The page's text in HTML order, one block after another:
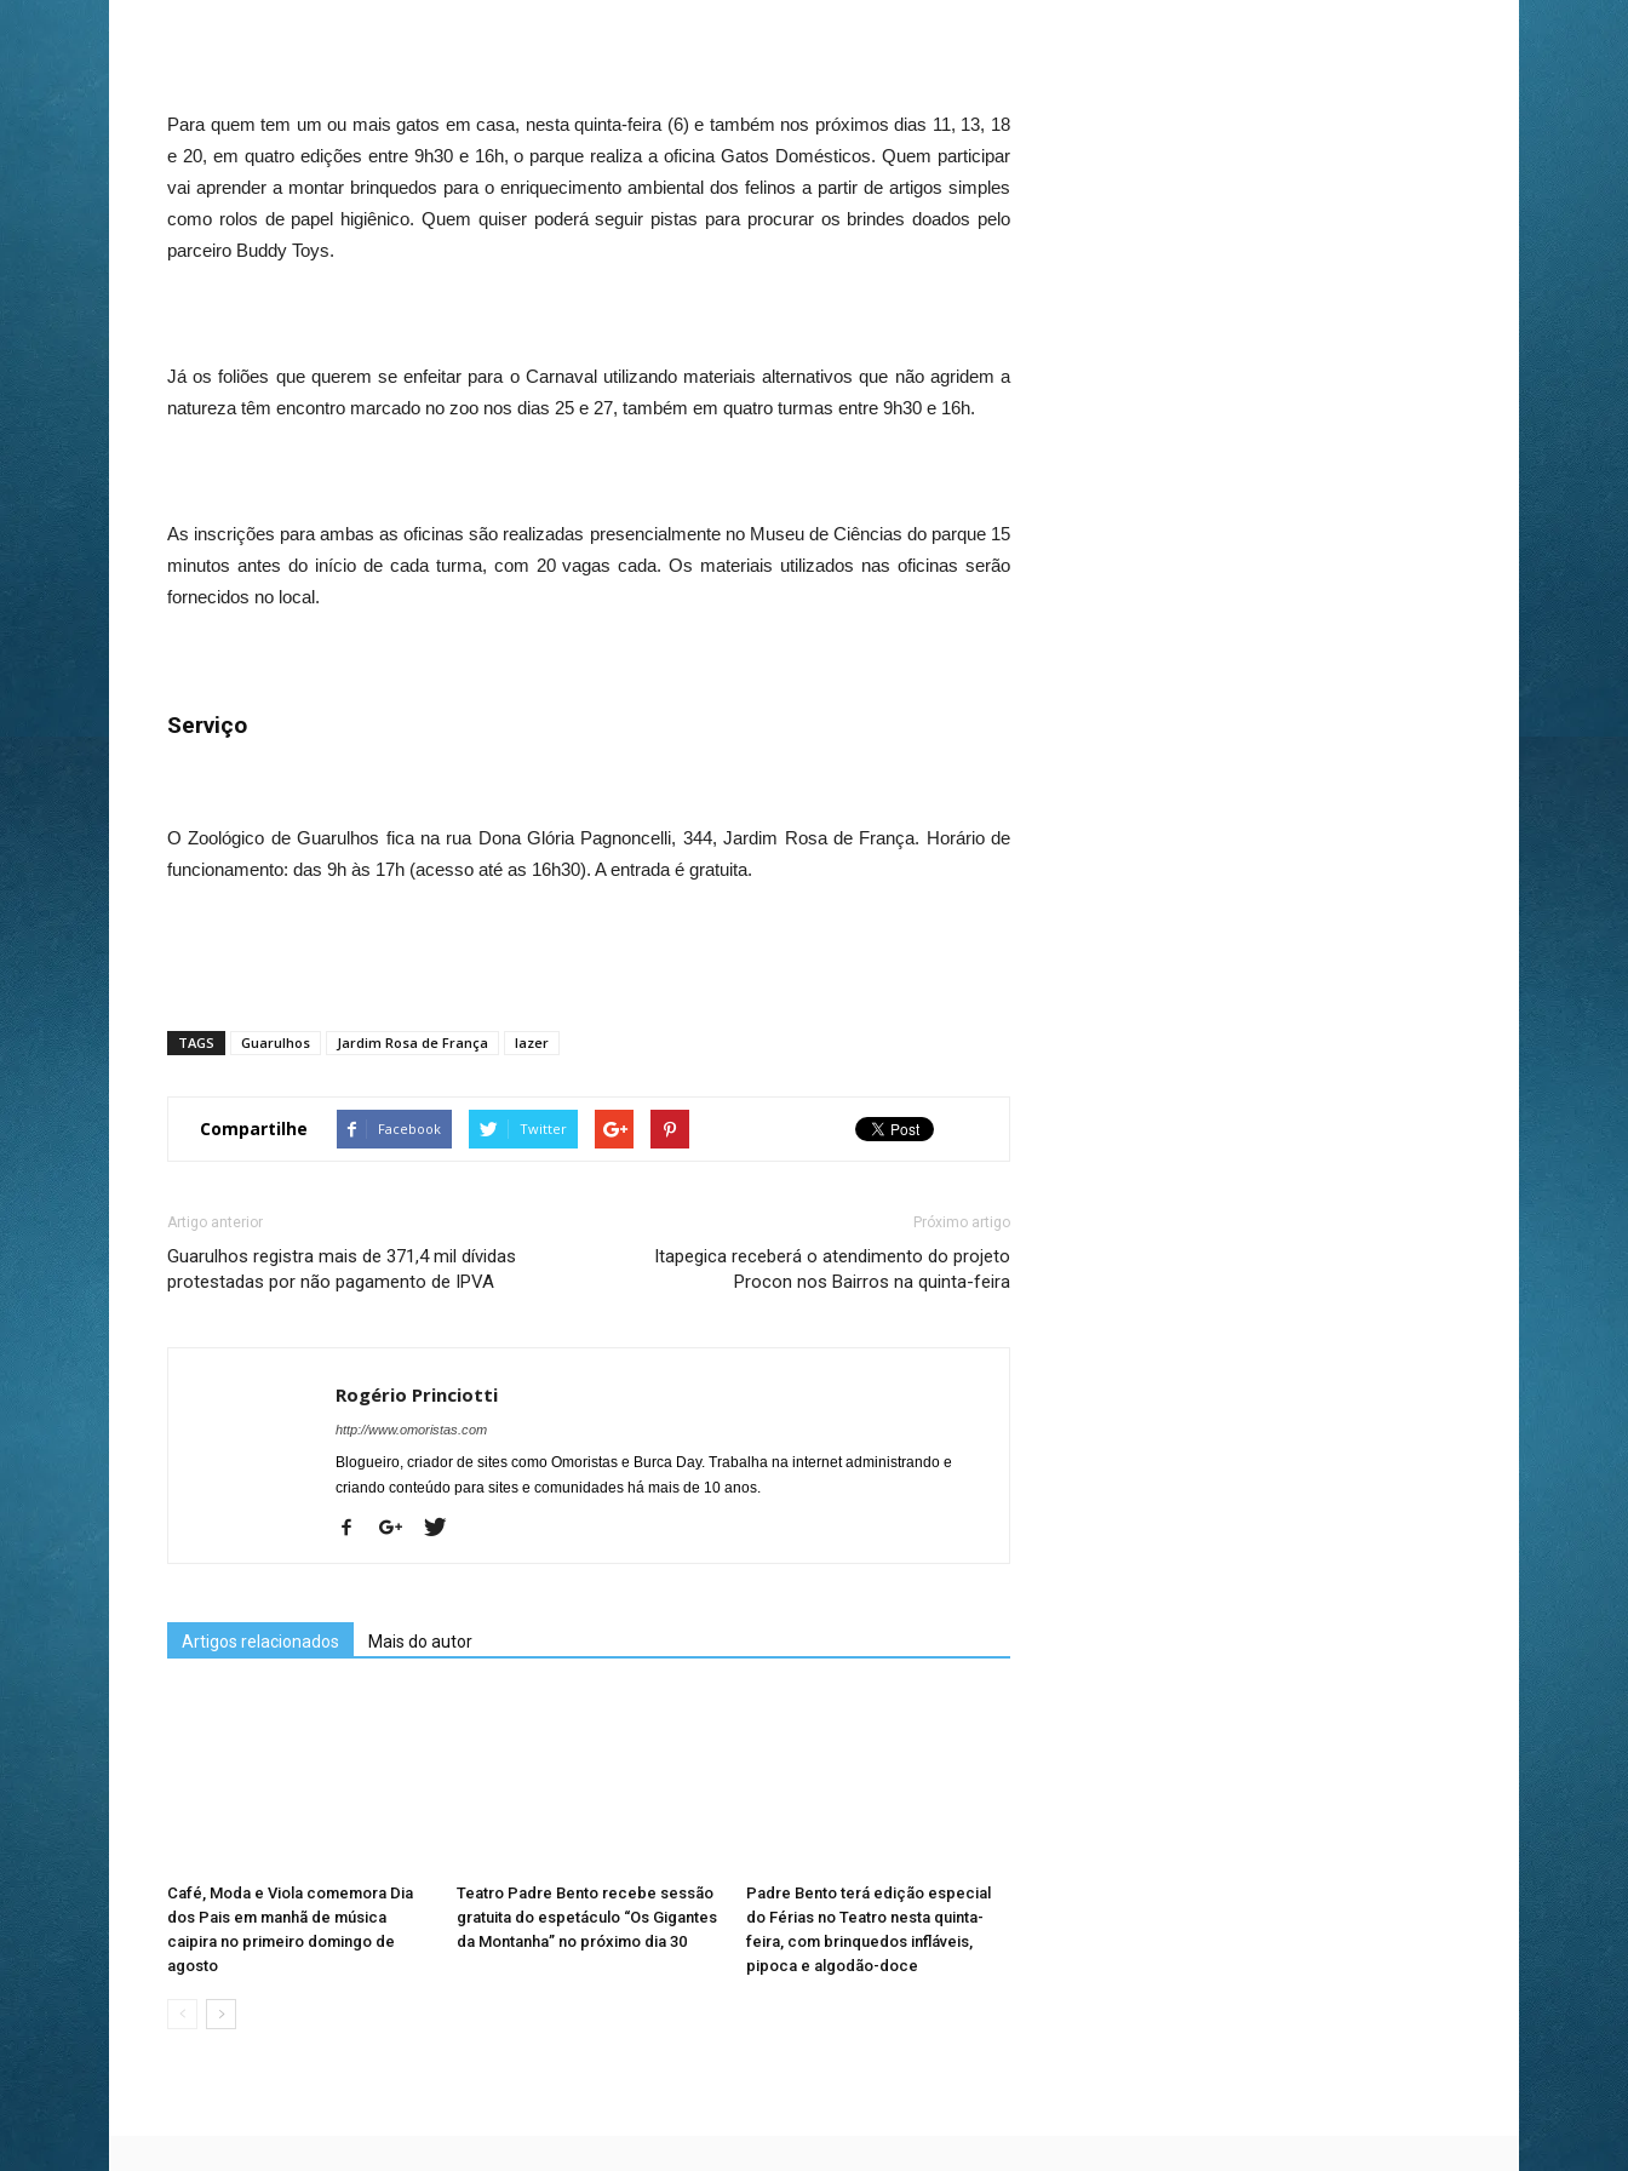
Para quem tem um ou mais gatos em casa, nesta quinta-feira (6) e também nos próximos dias 11, 13, 18
e 20, em quatro edições entre 9h30 e 16h, o parque realiza a oficina Gatos Domésticos. Quem participar
vai aprender a montar brinquedos para o enriquecimento ambiental dos felinos a partir de artigos simples
como rolos de papel higiênico. Quem quiser poderá seguir pistas para procurar os brindes doados pelo
parceiro Buddy Toys.
Já os foliões que querem se enfeitar para o Carnaval utilizando materiais alternativos que não agridem a
natureza têm encontro marcado no zoo nos dias 25 e 27, também em quatro turmas entre 9h30 e 16h.
As inscrições para ambas as oficinas são realizadas presencialmente no Museu de Ciências do parque 15
minutos antes do início de cada turma, com 20 vagas cada. Os materiais utilizados nas oficinas serão
fornecidos no local.
Serviço
O Zoológico de Guarulhos fica na rua Dona Glória Pagnoncelli, 344, Jardim Rosa de França. Horário de
funcionamento: das 9h às 17h (acesso até as 16h30). A entrada é gratuita.
TAGS Guarulhos Jardim Rosa de França lazer
Compartilhe Facebook Twitter
Artigo anterior
Guarulhos registra mais de 371,4 mil dívidas
protestadas por não pagamento de IPVA
Próximo artigo
Itapegica receberá o atendimento do projeto
Procon nos Bairros na quinta-feira
Rogério Princiotti
http://www.omoristas.com
Blogueiro, criador de sites como Omoristas e Burca Day. Trabalha na internet administrando e
criando conteúdo para sites e comunidades há mais de 10 anos.
Artigos relacionados Mais do autor
Café, Moda e Viola comemora Dia
dos Pais em manhã de música
caipira no primeiro domingo de
agosto
Teatro Padre Bento recebe sessão
gratuita do espetáculo “Os Gigantes
da Montanha” no próximo dia 30
Padre Bento terá edição especial
do Férias no Teatro nesta quinta-
feira, com brinquedos infláveis,
pipoca e algodão-doce